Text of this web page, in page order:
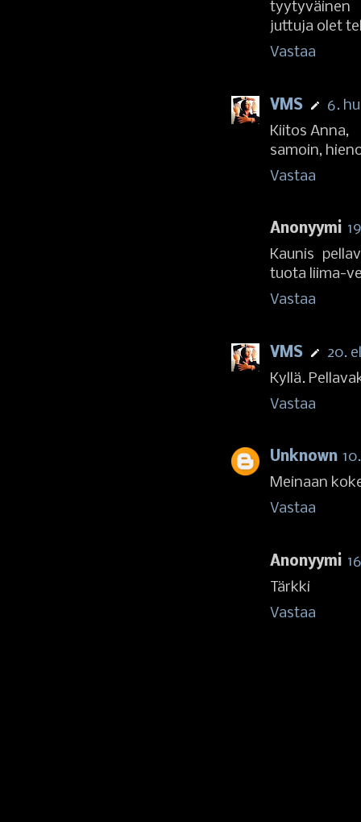
tyytyväinen
juttuja olet
Vastaa
VMS
6.
Kiitos Anna,
samoin,
Vastaa
Anonyymi
Kaunis
tuota liima-
Vastaa
VMS
20.
Kyllä.
Vastaa
Unknown
Meinaan
Vastaa
Anonyymi
Tärkki
Vastaa